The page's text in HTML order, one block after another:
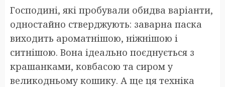
Господині, які пробували обидва варіанти,
одностайно стверджують: заварна паска
виходить ароматнішою, ніжнішою і
ситнішою. Вона ідеально поєднується з
крашанками, ковбасою та сиром у
великодньому кошику. А ще ця техніка